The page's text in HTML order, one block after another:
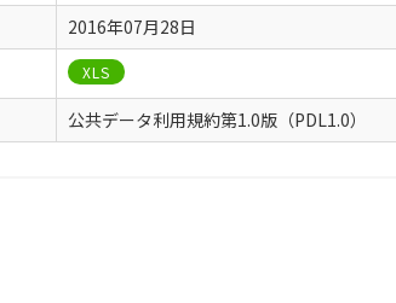
2016年07月28日
XLS
公共データ利用規約第1.0版（PDL1.0）